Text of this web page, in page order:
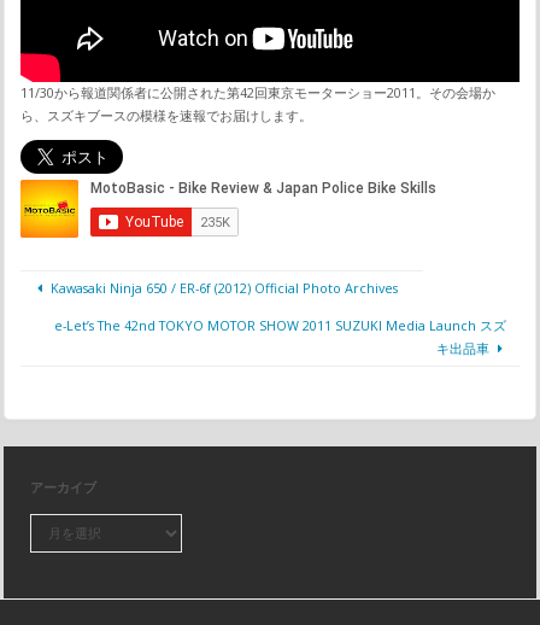
11/30から報道関係者に公開された第42回東京モーターショー2011。その会場か
ら、スズキブースの模様を速報でお届けします。
Kawasaki Ninja 650 / ER-6f (2012) Official Photo Archives
e-Let’s The 42nd TOKYO MOTOR SHOW 2011 SUZUKI Media Launch スズ
キ出品車
アーカイブ